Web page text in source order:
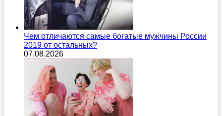
Чем отличаются самые богатые мужчины России
2019 от остальных?
07.08.2026